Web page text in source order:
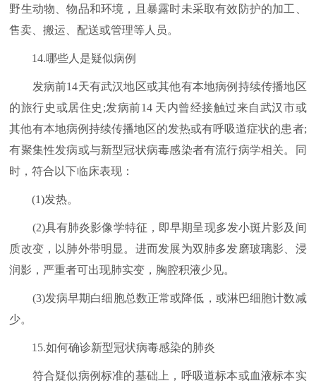
野生动物、物品和环境，且暴露时未采取有效防护的加工、
售卖、搬运、配送或管理等人员。
14.哪些人是疑似病例
发病前14天有武汉地区或其他有本地病例持续传播地区
的旅行史或居住史;发病前14 天内曾经接触过来自武汉市或
其他有本地病例持续传播地区的发热或有呼吸道症状的患者;
有聚集性发病或与新型冠状病毒感染者有流行病学相关。同
时，符合以下临床表现：
(1)发热。
(2)具有肺炎影像学特征，即早期呈现多发小斑片影及间
质改变，以肺外带明显。进而发展为双肺多发磨玻璃影、浸
润影，严重者可出现肺实变，胸腔积液少见。
(3)发病早期白细胞总数正常或降低，或淋巴细胞计数减
少。
15.如何确诊新型冠状病毒感染的肺炎
符合疑似病例标准的基础上，呼吸道标本或血液标本实